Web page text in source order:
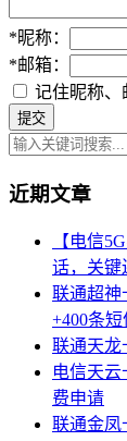
*昵称：
*邮箱：
记住昵称、
近期文章
【电信
话，关键
联通超神
+400条短
联通天龙
电信天云
费申请
联通金凤